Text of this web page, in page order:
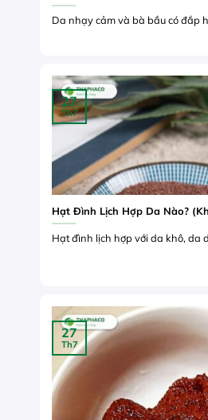
Da nhạy cảm và bà bầu có đắp
Hạt Đình Lịch Hợp Da Nào?
Hạt đình lịch hợp với da khô, da
27
Th7
27
Th7